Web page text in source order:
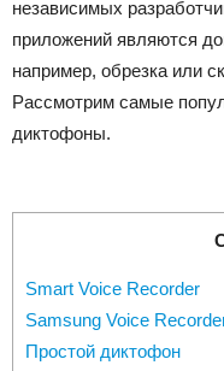
независимых
приложений являются
например, обрезка или
Рассмотрим самые
диктофоны.
Smart Voice Recorder
Samsung Voice
Простой диктофон